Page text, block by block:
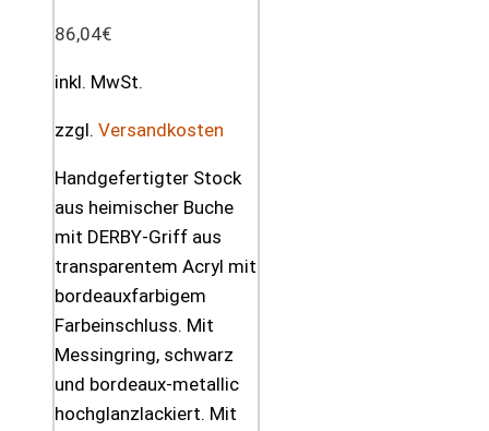
86,04€
inkl. MwSt.
zzgl. Versandkosten
Handgefertigter Stock
aus heimischer Buche
mit DERBY-Griff aus
transparentem Acryl mit
bordeauxfarbigem
Farbeinschluss. Mit
Messingring, schwarz
und bordeaux-metallic
hochglanzlackiert. Mit